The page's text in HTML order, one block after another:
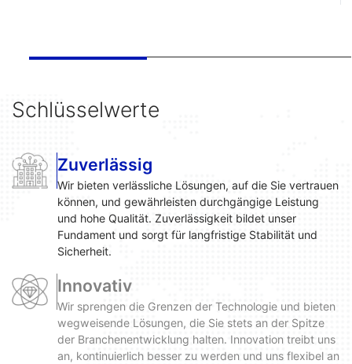
Schlüsselwerte
Zuverlässig
Wir bieten verlässliche Lösungen, auf die Sie vertrauen
können, und gewährleisten durchgängige Leistung
und hohe Qualität. Zuverlässigkeit bildet unser
Fundament und sorgt für langfristige Stabilität und
Sicherheit.
Innovativ
Wir sprengen die Grenzen der Technologie und bieten
wegweisende Lösungen, die Sie stets an der Spitze
der Branchenentwicklung halten. Innovation treibt uns
an, kontinuierlich besser zu werden und uns flexibel an